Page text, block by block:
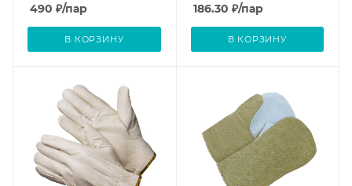
490 ₽/пар
В КОРЗИНУ
186.30 ₽/пар
В КОРЗИНУ